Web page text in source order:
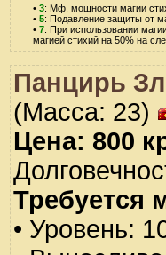
• 3: Мф. мощности магии
• 5: Подавление защиты от
• 7: При использовании
магией стихий на 50% на
Панцирь
(Масса: 23)
Цена: 800
Требуется
• Уровень: